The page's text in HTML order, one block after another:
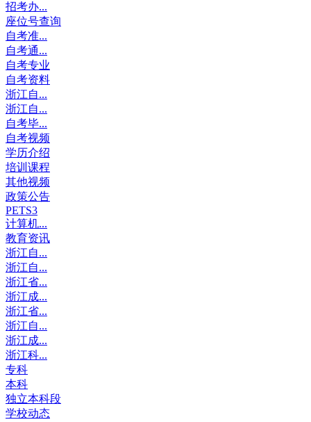
招考办...
座位号查询
自考准...
自考通...
自考专业
自考资料
浙江自...
浙江自...
自考毕...
自考视频
学历介绍
培训课程
其他视频
政策公告
PETS3
计算机...
教育资讯
浙江自...
浙江自...
浙江省...
浙江成...
浙江省...
浙江自...
浙江成...
浙江科...
专科
本科
独立本科段
学校动态